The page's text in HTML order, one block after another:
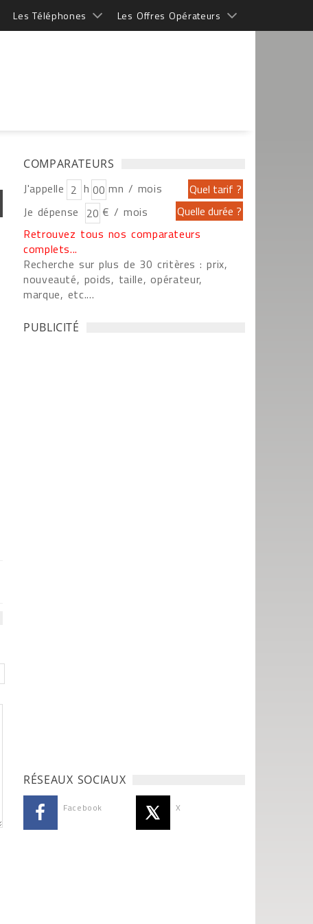
Les Téléphones Les Offres Opérateurs
COMPARATEURS
J'appelle h
mn / mois
Je dépense
€ / mois
Retrouvez tous nos comparateurs
complets...
Recherche sur plus de 30 critères : prix,
nouveauté, poids, taille, opérateur,
marque, etc....
PUBLICITÉ
RÉSEAUX SOCIAUX
Facebook X